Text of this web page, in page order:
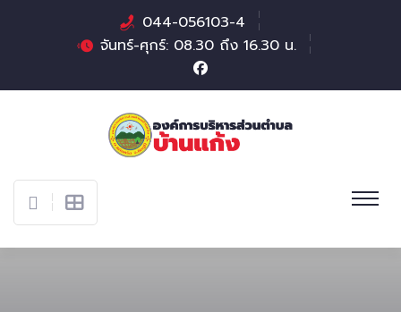
044-056103-4
จันทร์-ศุกร์: 08.30 ถึง 16.30 น.